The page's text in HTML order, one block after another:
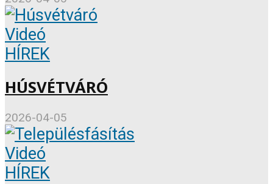
Videó
HÍREK
HÚSVÉTVÁRÓ
2026-04-05
Videó
HÍREK